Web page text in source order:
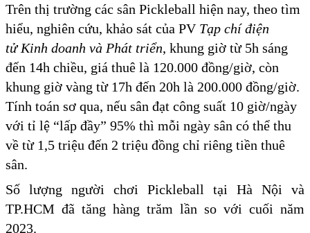
Trên thị trường các sân Pickleball hiện nay, theo tìm
hiểu, nghiên cứu, khảo sát của PV Tạp chí điện
tử Kinh doanh và Phát triển, khung giờ từ 5h sáng
đến 14h chiều, giá thuê là 120.000 đồng/giờ, còn
khung giờ vàng từ 17h đến 20h là 200.000 đồng/giờ.
Tính toán sơ qua, nếu sân đạt công suất 10 giờ/ngày
với tỉ lệ “lấp đầy” 95% thì mỗi ngày sân có thể thu
về từ 1,5 triệu đến 2 triệu đồng chỉ riêng tiền thuê
sân.
Số lượng người chơi Pickleball tại Hà Nội và
TP.HCM đã tăng hàng trăm lần so với cuối năm
2023.